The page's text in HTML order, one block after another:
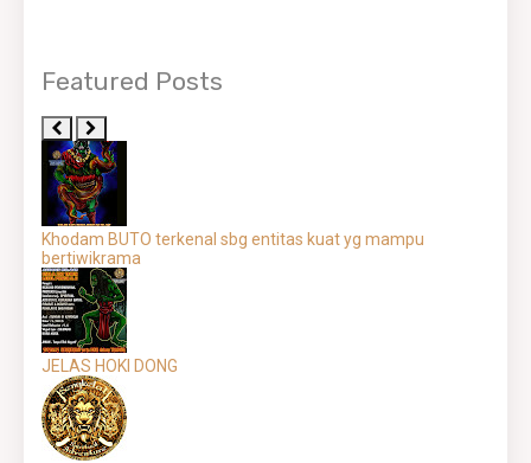
Featured Posts
Khodam BUTO terkenal sbg entitas kuat yg mampu
bertiwikrama
JELAS HOKI DONG